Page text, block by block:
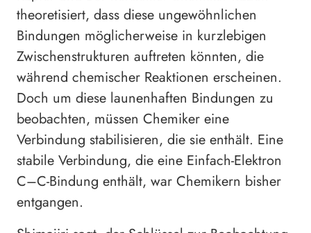
theoretisiert, dass diese ungewöhnlichen
Bindungen möglicherweise in kurzlebigen
Zwischenstrukturen auftreten könnten, die
während chemischer Reaktionen erscheinen.
Doch um diese launenhaften Bindungen zu
beobachten, müssen Chemiker eine
Verbindung stabilisieren, die sie enthält. Eine
stabile Verbindung, die eine Einfach-Elektron
C–C-Bindung enthält, war Chemikern bisher
entgangen.